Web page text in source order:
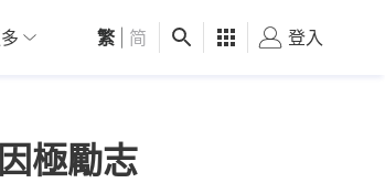
01深圳 觀點 健康 好食玩飛
繁 简 登入
極勵志